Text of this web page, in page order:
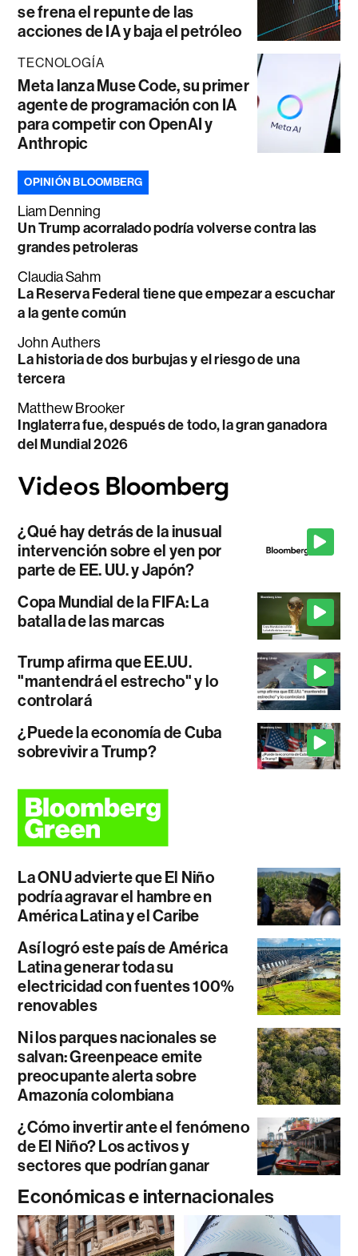
se frena el repunte de las
acciones de IA y baja el petróleo
TECNOLOGÍA
Meta lanza Muse Code, su primer
agente de programación con IA
para competir con OpenAI y
Anthropic
OPINIÓN BLOOMBERG
Liam Denning
Un Trump acorralado podría volverse contra las
grandes petroleras
Claudia Sahm
La Reserva Federal tiene que empezar a escuchar
a la gente común
John Authers
La historia de dos burbujas y el riesgo de una
tercera
Matthew Brooker
Inglaterra fue, después de todo, la gran ganadora
del Mundial 2026
¿Qué hay detrás de la inusual
intervención sobre el yen por
parte de EE. UU. y Japón?
Copa Mundial de la FIFA: La
batalla de las marcas
Trump afirma que EE.UU.
"mantendrá el estrecho" y lo
controlará
¿Puede la economía de Cuba
sobrevivir a Trump?
La ONU advierte que El Niño
podría agravar el hambre en
América Latina y el Caribe
Así logró este país de América
Latina generar toda su
electricidad con fuentes 100%
renovables
Ni los parques nacionales se
salvan: Greenpeace emite
preocupante alerta sobre
Amazonía colombiana
¿Cómo invertir ante el fenómeno
de El Niño? Los activos y
sectores que podrían ganar
Económicas e internacionales